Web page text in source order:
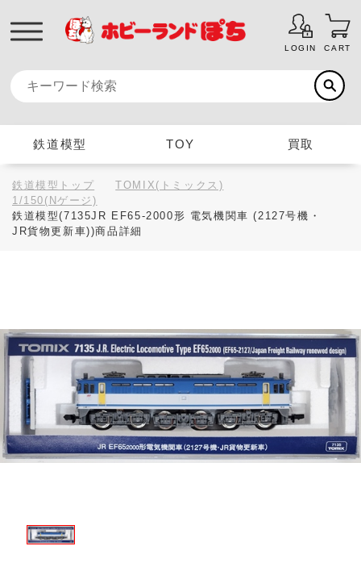
LOGIN CART
鉄道模型 TOY 買取
鉄道模型トップ
TOMIX(トミックス)
1/150(Nゲージ)
鉄道模型(7135JR EF65-2000形 電気機関車 (2127号機・
JR貨物更新車))商品詳細